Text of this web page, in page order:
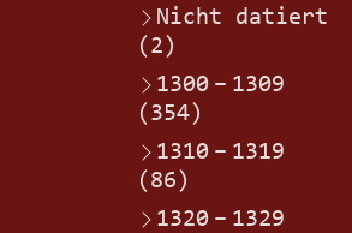
Nicht datiert
(2)
1300 – 1309
(354)
1310 – 1319
(86)
1320 – 1329